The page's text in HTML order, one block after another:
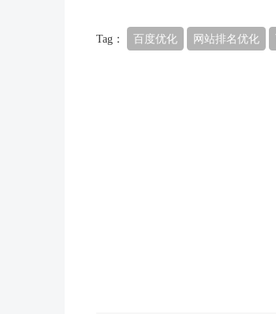
Tag： 百度优化 网站排名优化